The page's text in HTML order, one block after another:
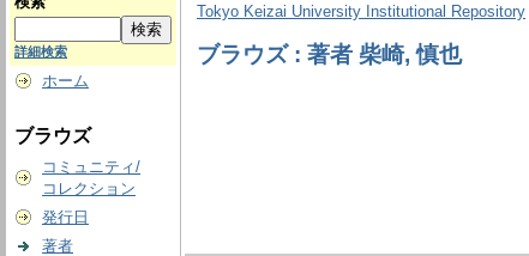
詳細検索
ホーム
ブラウズ
コミュニティ/
コレクション
発行日
著者
Tokyo Keizai University Institutional Repository
ブラウズ : 著者 柴崎, 慎也